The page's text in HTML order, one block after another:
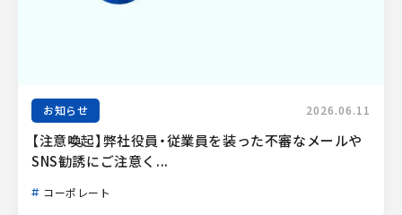
お知らせ 2026.06.11
【注意喚起】弊社役員・従業員を装った不審なメールや
SNS勧誘にご注意く...
コーポレート